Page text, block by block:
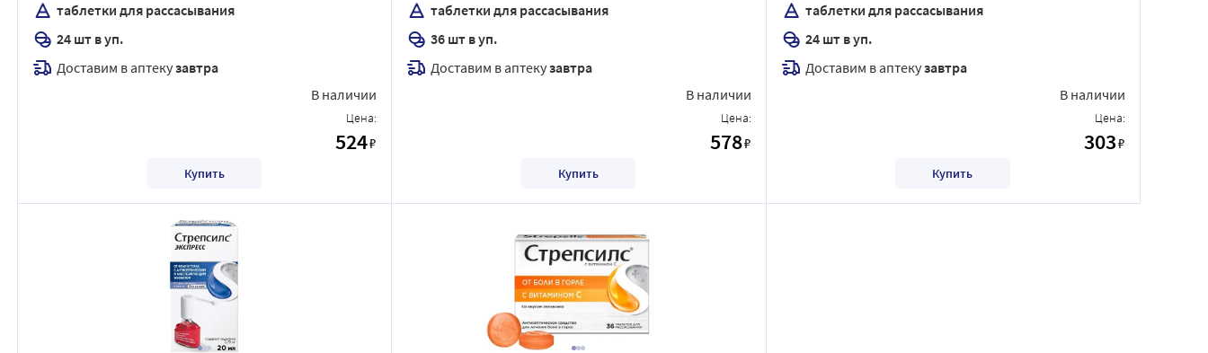
таблетки для рассасывания
24 шт в уп.
Доставим в аптекузавтра
В наличии
Цена:
524₽
Купить
таблетки для рассасывания
36 шт в уп.
Доставим в аптекузавтра
В наличии
Цена:
578₽
Купить
таблетки для рассасывания
24 шт в уп.
Доставим в аптекузавтра
В наличии
Цена:
303₽
Купить